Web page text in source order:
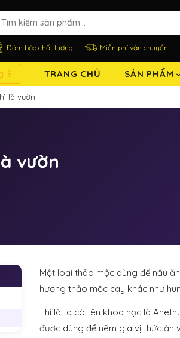
Đảm bảo chất lượng Miễn phí vận chuyển
8 TRANG CHỦ SẢN PHẨM
là vườn
vườn
Một loại thảo mộc dùng để nấu
hương thảo mộc cay khác như
Thì là ta cò tên khoa học là
được dùng để nêm gia vị thức ăn